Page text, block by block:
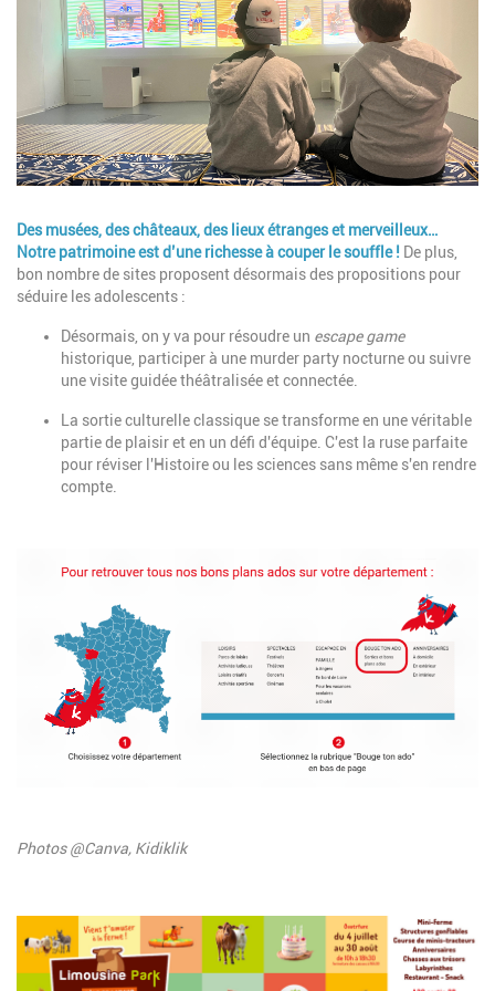
Description
Des musées, des châteaux, des lieux étranges et merveilleux…
Notre patrimoine est d’une richesse à couper le souffle ! De plus,
bon nombre de sites proposent désormais des propositions pour
séduire les adolescents :
Désormais, on y va pour résoudre un escape game
historique, participer à une murder party nocturne ou suivre
une visite guidée théâtralisée et connectée.
La sortie culturelle classique se transforme en une véritable
partie de plaisir et en un défi d'équipe. C'est la ruse parfaite
pour réviser l'Histoire ou les sciences sans même s'en rendre
compte.
Description
Photos @Canva, Kidiklik